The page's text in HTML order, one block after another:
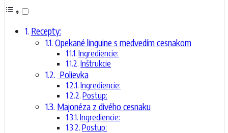
Recepty:
Opekané linguine s medvedím cesnakom
Ingrediencie:
Inštrukcie
Polievka
Ingrediencie:
Postup:
Majonéza z divého cesnaku
Ingrediencie:
Postup: